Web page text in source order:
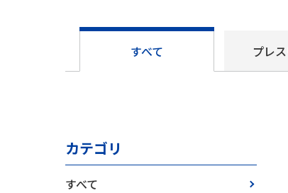
すべて プレス
カテゴリ
すべて